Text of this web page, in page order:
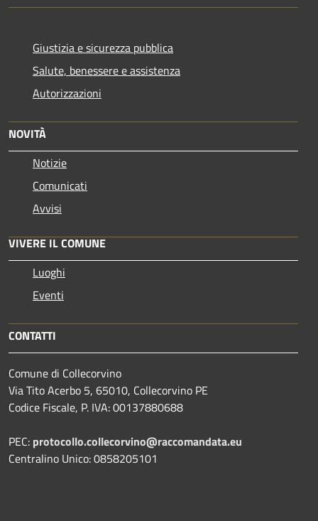
Giustizia e sicurezza pubblica
Salute, benessere e assistenza
Autorizzazioni
NOVITÀ
Notizie
Comunicati
Avvisi
VIVERE IL COMUNE
Luoghi
Eventi
CONTATTI
Comune di Collecorvino
Via Tito Acerbo 5, 65010, Collecorvino PE
Codice Fiscale, P. IVA: 00137880688
PEC: protocollo.collecorvino@raccomandata.eu
Centralino Unico: 0858205101